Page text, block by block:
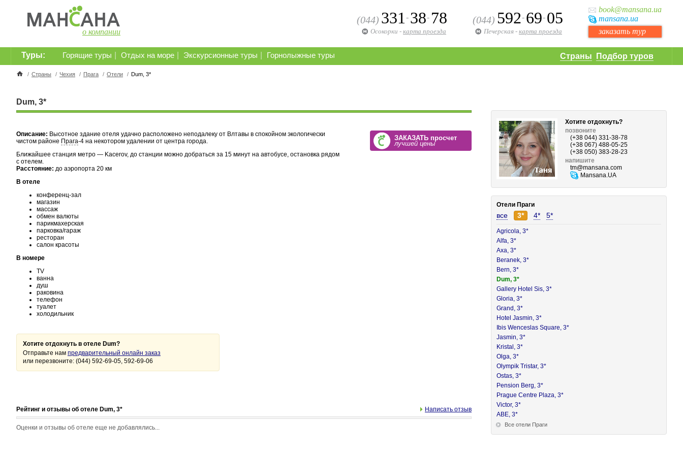
о компании
book@mansana.ua
mansana.ua
заказать тур
(044) 592- 69- 05
Печерская - карта проезда
(044) 331 - 38- 78
Осокорки - карта проезда
Страны Подбор туров
Горящие туры Отдых на море Экскурсионные туры Горнолыжные туры
Туры:
/ Страны / Чехия / Прага / Отели / Dum, 3*
Dum, 3*
Описание: Высотное здание отеля удачно расположено неподалеку от Влтавы в спокойном экологически
чистом районе Прага-4 на некотором удалении от центра города.
Ближайшее станция метро — Kacerov, до станции можно добраться за 15 минут на автобусе, остановка рядом
с отелем.
Расстояние: до аэропорта 20 км
В отеле
конференц-зал
магазин
массаж
обмен валюты
парикмахерская
парковка/гараж
ресторан
салон красоты
В номере
TV
ванна
душ
раковина
телефон
туалет
холодильник
ЗАКАЗАТЬ просчет
лучшей цены
Хотите отдохнуть в отеле Dum?
Отправьте нам предварительный онлайн заказ
или перезвоните: (044) 592-69-05, 592-69-06
Рейтинг и отзывы об отеле Dum, 3* Написать отзыв
Оценки и отзывы об отеле еще не добавлялись...
Хотите отдохнуть?
позвоните
(+38 044) 331-38-78
(+38 067) 488-05-25
(+38 050) 383-28-23
напишите
tm@mansana.com
Mansana.UA
Отели Праги
все 3* 4* 5*
Agricola, 3*
Alfa, 3*
Axa, 3*
Beranek, 3*
Bern, 3*
Dum, 3*
Gallery Hotel Sis, 3*
Gloria, 3*
Grand, 3*
Hotel Jasmin, 3*
Ibis Wenceslas Square, 3*
Jasmin, 3*
Kristal, 3*
Olga, 3*
Olympik Tristar, 3*
Ostas, 3*
Pension Berg, 3*
Prague Centre Plaza, 3*
Victor, 3*
АВЕ, 3*
Все отели Праги